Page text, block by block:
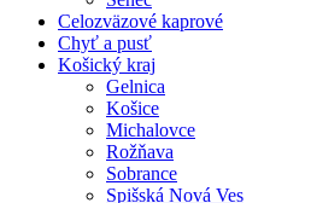
Celozväzové kaprové
Chyť a pusť
Košický kraj
Gelnica
Košice
Michalovce
Rožňava
Sobrance
Spišská Nová Ves